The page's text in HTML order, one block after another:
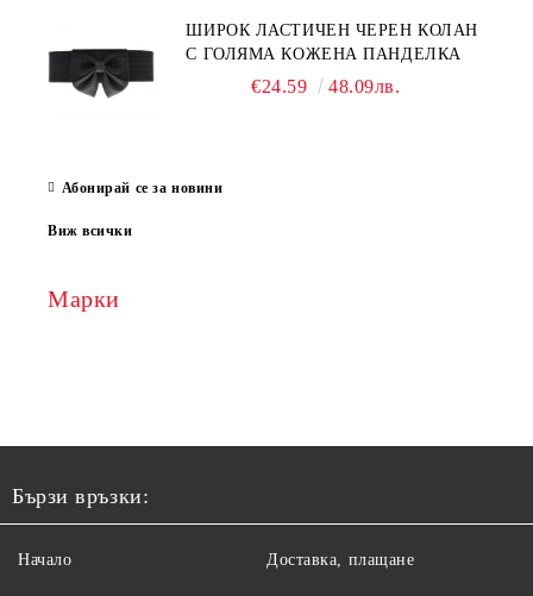
ШИРОК ЛАСТИЧЕН ЧЕРЕН КОЛАН
С ГОЛЯМА КОЖЕНА ПАНДЕЛКА
€24.59 48.09лв.
Абонирай се за новини
Виж всички
Марки
Бързи връзки:
Начало Доставка, плащане